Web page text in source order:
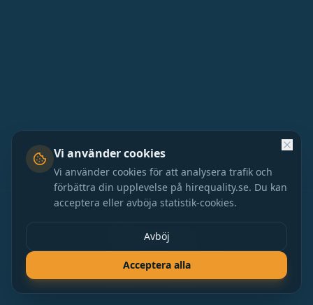
TjänsterOm ossKarriärKontaktDebitime
HireQuality. Alla rättigheter förbehållna.
Vi använder cookies
Vi använder cookies för att analysera trafik och
förbättra din upplevelse på hirequality.se. Du kan
acceptera eller avböja statistik-cookies.
Avböj
Acceptera alla